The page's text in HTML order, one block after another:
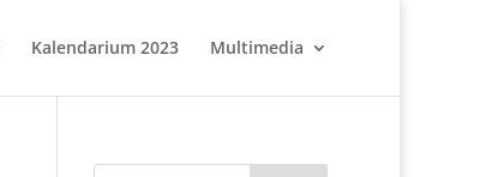
Kalendarium 2023 Multimedia